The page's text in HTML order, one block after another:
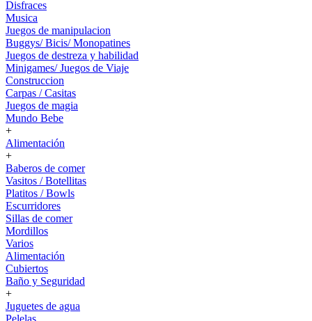
Disfraces
Musica
Juegos de manipulacion
Buggys/ Bicis/ Monopatines
Juegos de destreza y habilidad
Minigames/ Juegos de Viaje
Construccion
Carpas / Casitas
Juegos de magia
Mundo Bebe
+
Alimentación
+
Baberos de comer
Vasitos / Botellitas
Platitos / Bowls
Escurridores
Sillas de comer
Mordillos
Varios
Alimentación
Cubiertos
Baño y Seguridad
+
Juguetes de agua
Pelelas